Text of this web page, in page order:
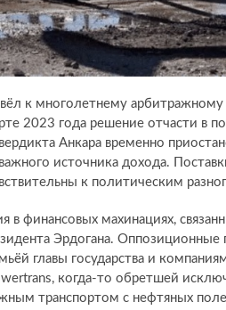
к многолетнему
2023 года решение отчасти в
Анкара временно
источника дохода.
к политическим
в финансовых махинациях,
Эрдогана. Оппозиционные
главы государства и
когда-то обретшей
транспортом с нефтяных